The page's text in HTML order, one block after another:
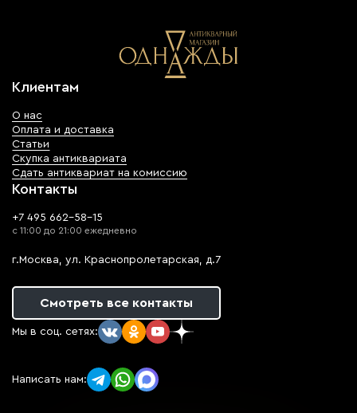
Клиентам
О нас
Оплата и доставка
Статьи
Скупка антиквариата
Сдать антиквариат на комиссию
Контакты
+7 495 662-58-15
с 11:00 до 21:00 ежедневно
г.Москва, ул. Краснопролетарская, д.7
Смотреть все контакты
Мы в соц. сетях:
Написать нам: